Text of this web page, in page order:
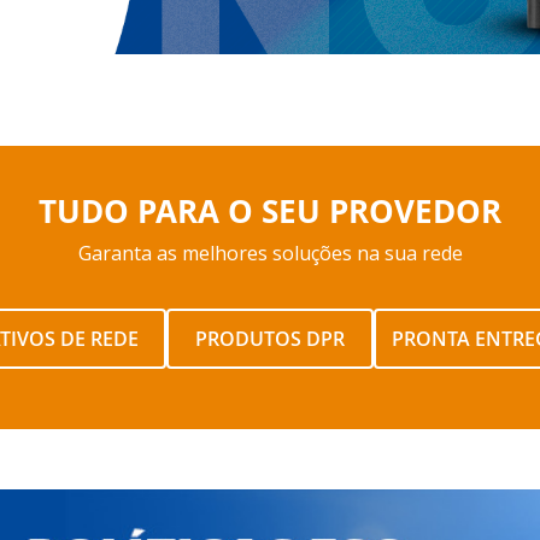
TUDO PARA O SEU PROVEDOR
Garanta as melhores soluções na sua rede
DE REDE PRODUTOS DPR PRONTA